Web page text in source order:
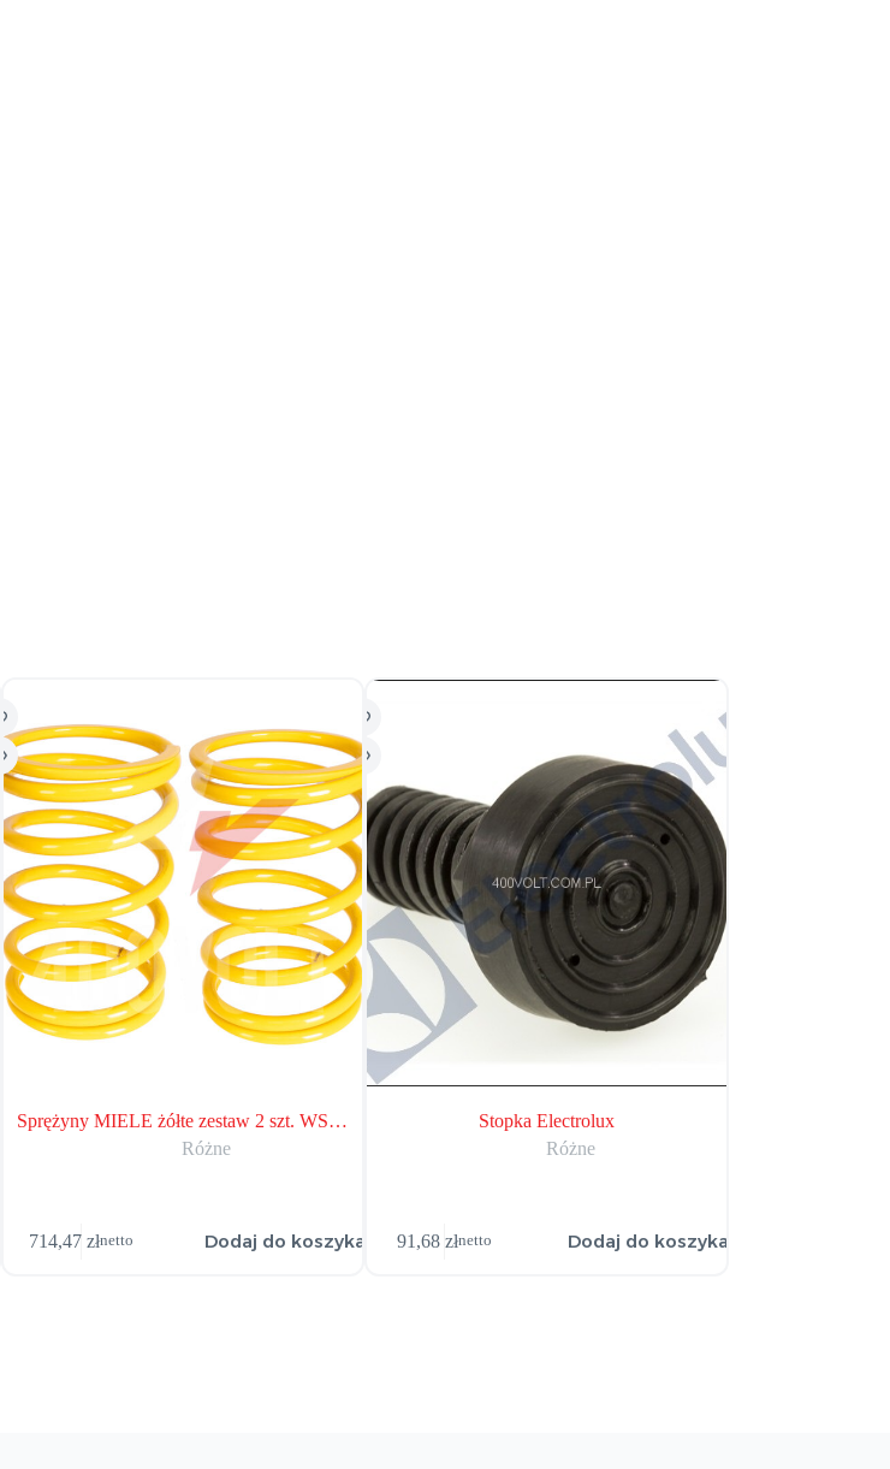
Sprężyny MIELE żółte zestaw 2 szt. WS…
Różne
714,47 złnetto Dodaj do koszyka
Stopka Electrolux
Różne
91,68złnetto Dodaj do koszyka